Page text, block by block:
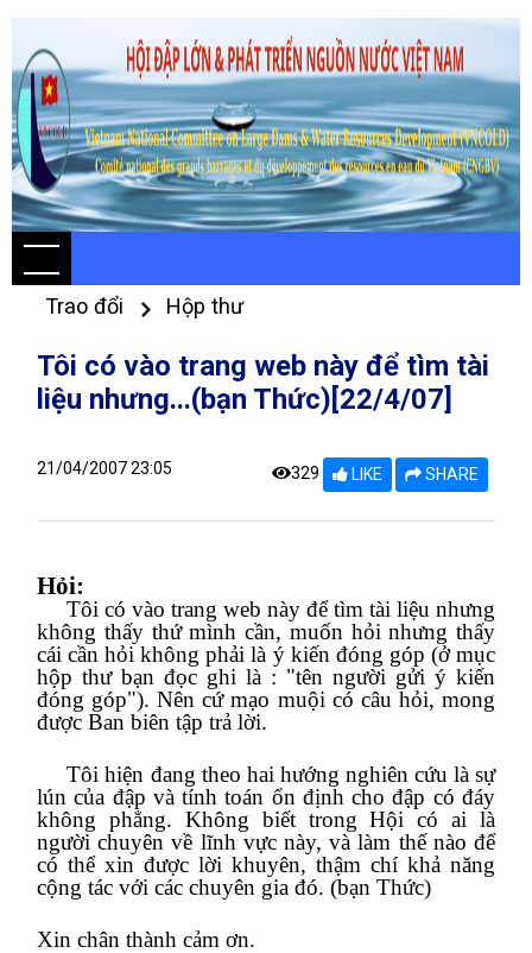
Trao đổi Hộp thư
Tôi có vào trang web này để tìm tài
liệu nhưng...(bạn Thức)[22/4/07]
21/04/2007 23:05 329 LIKE SHARE
Hỏi:
Tôi có vào trang web này để tìm tài liệu nhưng
không thấy thứ mình cần, muốn hỏi nhưng thấy
cái cần hỏi không phải là ý kiến đóng góp (ở mục
hộp thư bạn đọc ghi là : "tên người gửi ý kiến
đóng góp"). Nên cứ mạo muội có câu hỏi, mong
được Ban biên tập trả lời.
Tôi hiện đang theo hai hướng nghiên cứu là sự
lún của đập và tính toán ổn định cho đập có đáy
không phẳng. Không biết trong Hội có ai là
người chuyên về lĩnh vực này, và làm thế nào để
có thể xin được lời khuyên, thậm chí khả năng
cộng tác với các chuyên gia đó. (bạn Thức)
Xin chân thành cảm ơn.